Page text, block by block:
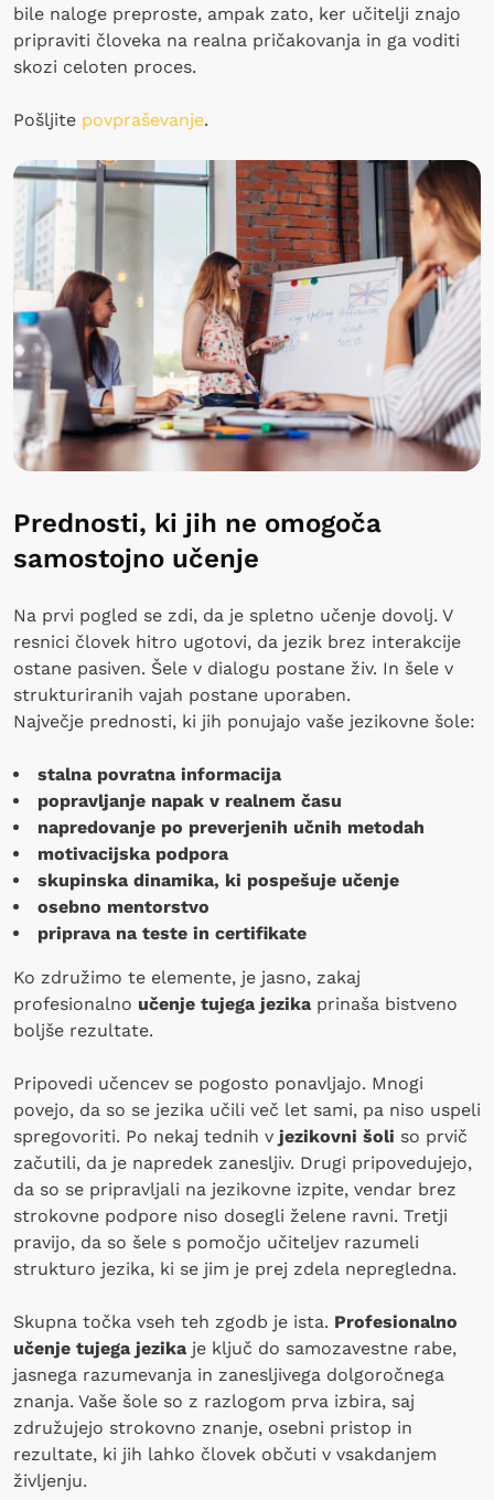
bile naloge preproste, ampak zato, ker učitelji znajo
pripraviti človeka na realna pričakovanja in ga voditi
skozi celoten proces.
Pošljite povpraševanje.
Prednosti, ki jih ne omogoča
samostojno učenje
Na prvi pogled se zdi, da je spletno učenje dovolj. V
resnici človek hitro ugotovi, da jezik brez interakcije
ostane pasiven. Šele v dialogu postane živ. In šele v
strukturiranih vajah postane uporaben.
Največje prednosti, ki jih ponujajo vaše jezikovne šole:
stalna povratna informacija
popravljanje napak v realnem času
napredovanje po preverjenih učnih metodah
motivacijska podpora
skupinska dinamika, ki pospešuje učenje
osebno mentorstvo
priprava na teste in certifikate
Ko združimo te elemente, je jasno, zakaj
profesionalno učenje tujega jezika prinaša bistveno
boljše rezultate.
Pripovedi učencev se pogosto ponavljajo. Mnogi
povejo, da so se jezika učili več let sami, pa niso uspeli
spregovoriti. Po nekaj tednih v jezikovni šoli so prvič
začutili, da je napredek zanesljiv. Drugi pripovedujejo,
da so se pripravljali na jezikovne izpite, vendar brez
strokovne podpore niso dosegli želene ravni. Tretji
pravijo, da so šele s pomočjo učiteljev razumeli
strukturo jezika, ki se jim je prej zdela nepregledna.
Skupna točka vseh teh zgodb je ista. Profesionalno
učenje tujega jezika je ključ do samozavestne rabe,
jasnega razumevanja in zanesljivega dolgoročnega
znanja. Vaše šole so z razlogom prva izbira, saj
združujejo strokovno znanje, osebni pristop in
rezultate, ki jih lahko človek občuti v vsakdanjem
življenju.